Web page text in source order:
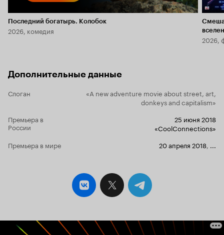
Последний богатырь. Колобок
2026, комедия
2026,
Дополнительные данные
Слоган
«A new adventure movie about street, art,
donkeys and capitalism»
Премьера в
России
25 июня 2018
«CoolConnections»
Премьера в мире
20 апреля 2018